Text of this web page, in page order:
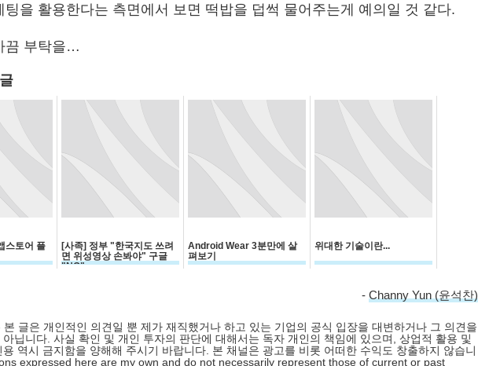
팅을 활용한다는 측면에서 보면 떡밥을 덥썩 물어주는게 예의일 것 같다.
끔 부탁을…
스토어 플
[사족] 정부 "한국지도 쓰려
면 위성영상 손봐야" 구글
"NO"
Android Wear 3분만에 살
펴보기
위대한 기술이란...
- Channy Yun (윤석찬)
본 글은 개인적인 의견일 뿐 제가 재직했거나 하고 있는 기업의 공식 입장을 대변하거나 그 의견을
아닙니다. 사실 확인 및 개인 투자의 판단에 대해서는 독자 개인의 책임에 있으며, 상업적 활용 및
용 역시 금지함을 양해해 주시기 바랍니다. 본 채널은 광고를 비롯 어떠한 수익도 창출하지 않습니
expressed here are my own and do not necessarily represent those of current or past